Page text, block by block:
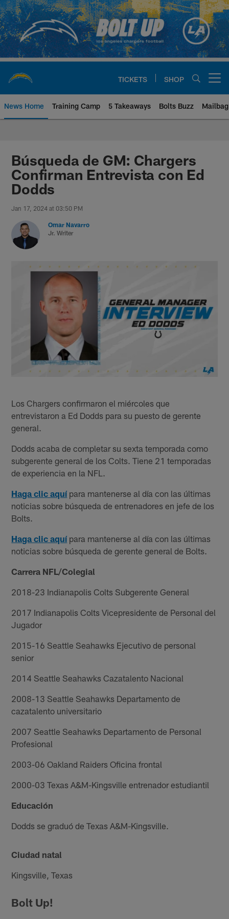
Skip
to
main
content
TICKETS SHOP
News Home Training Camp 5 Takeaways Bolts Buzz Mailbag
Chargers Official Site | Los
Búsqueda de GM: Chargers
Confirman Entrevista con Ed
Dodds
Jan 17, 2024 at 03:50 PM
Omar Navarro
Jr. Writer
Los Chargers confirmaron el miércoles que
entrevistaron a Ed Dodds para su puesto de gerente
general.
Dodds acaba de completar su sexta temporada como
subgerente general de los Colts. Tiene 21 temporadas
de experiencia en la NFL.
Haga clic aquí para mantenerse al día con las últimas
noticias sobre búsqueda de entrenadores en jefe de los
Bolts.
Haga clic aquí para mantenerse al día con las últimas
noticias sobre búsqueda de gerente general de Bolts.
Carrera NFL/Colegial
2018-23 Indianapolis Colts Subgerente General
2017 Indianapolis Colts Vicepresidente de Personal del
Jugador
2015-16 Seattle Seahawks Ejecutivo de personal
senior
2014 Seattle Seahawks Cazatalento Nacional
2008-13 Seattle Seahawks Departamento de
cazatalento universitario
2007 Seattle Seahawks Departamento de Personal
Profesional
2003-06 Oakland Raiders Oficina frontal
2000-03 Texas A&M-Kingsville entrenador estudiantil
Educación
Dodds se graduó de Texas A&M-Kingsville.
Ciudad natal
Kingsville, Texas
Bolt Up!